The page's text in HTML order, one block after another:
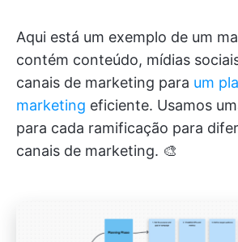
Aqui está um exemplo de um
contém conteúdo, mídias
canais de marketing para um
marketing eficiente. Usamos
para cada ramificação para
canais de marketing. 🎨